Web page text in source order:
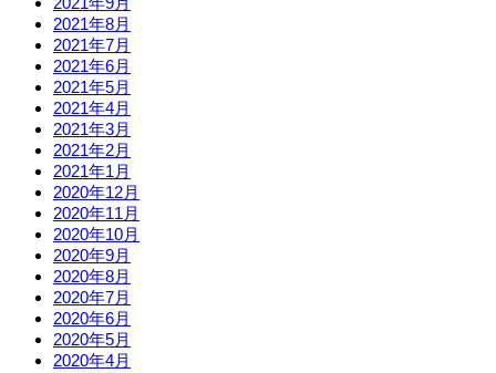
2021年8月
2021年7月
2021年6月
2021年5月
2021年4月
2021年3月
2021年2月
2021年1月
2020年12月
2020年11月
2020年10月
2020年9月
2020年8月
2020年7月
2020年6月
2020年5月
2020年4月